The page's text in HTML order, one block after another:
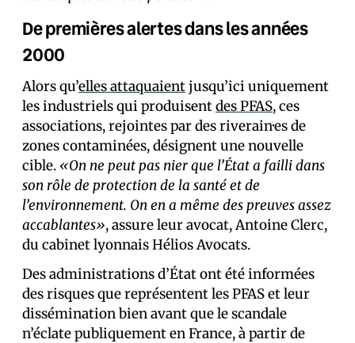
De premières alertes dans les années
2000
Alors qu’elles attaquaientjusqu’ici uniquement
les industriels qui produisentdes PFAS, ces
associations, rejointes par des riverain·es de
zones contaminées, désignent une nouvelle
cible. «On ne peut pas nier que l’État a failli dans
son rôle de protection de la santé et de
l’environnement. On en a même des preuves assez
accablantes», assure leur avocat, Antoine Clerc,
du cabinet lyonnais Hélios Avocats.
Des administrations d’État ont été informées
des risques que représentent les PFAS et leur
dissémination bien avant que le scandale
n’éclate publiquement en France, à partir de